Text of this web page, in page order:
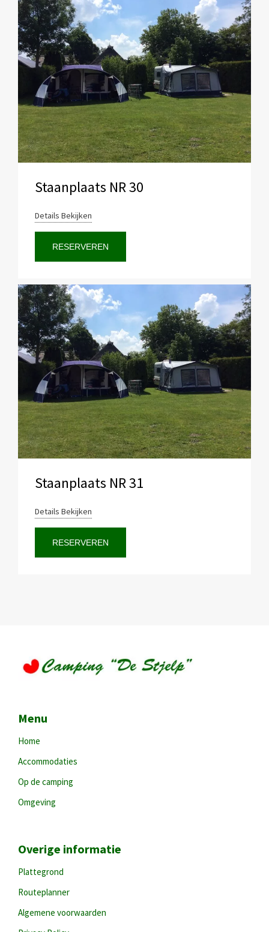
Staanplaats NR 30
Details Bekijken
RESERVEREN
Staanplaats NR 31
Details Bekijken
RESERVEREN
Menu
Home
Accommodaties
Op de camping
Omgeving
Overige informatie
Plattegrond
Routeplanner
Algemene voorwaarden